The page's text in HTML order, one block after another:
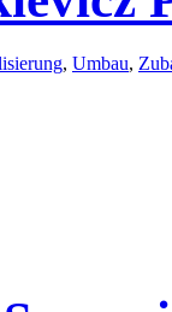
, Umbau,